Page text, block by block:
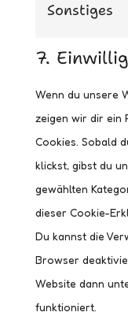
Sonstiges
7.
Wenn du unsere
zeigen wir dir ein
Cookies. Sobald
klickst, gibst du
gewählten
dieser Cookie-
Du kannst die
Browser
Website dann
funktioniert.